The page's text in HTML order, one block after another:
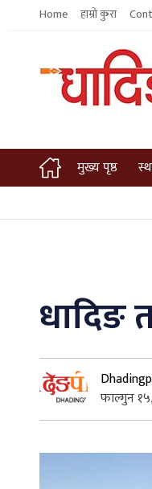
Home हाम्रो कुरा
मुख्य पृष्ठ
धादिङ
फाल्गुन